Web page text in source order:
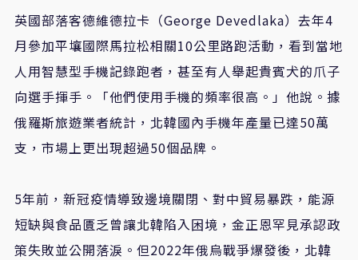
英國部落客德維德拉卡（George Devedlaka）去年4
月參加平壤國際馬拉松相關10公里路跑活動，看到當地
人用智慧型手機記錄跑者，甚至有人舉起貴賓犬的爪子
向選手揮手。「他們使用手機的頻率很高。」他說。據
俄羅斯旅遊業者統計，北韓國內手機年產量已達50萬
支，市場上更出現超過50個品牌。
5年前，新冠疫情導致邊境關閉、對中貿易暴跌，能源
短缺與食品匱乏曾讓北韓陷入困境，金正恩罕見承認政
策失敗並公開落淚。但2022年俄烏戰爭爆發後，北韓